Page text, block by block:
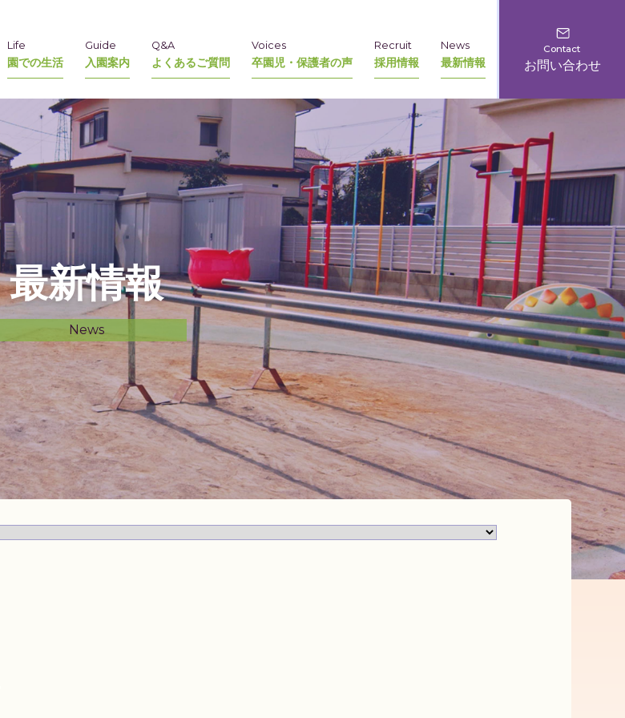
Life
園での生活
Guide
入園案内
Q&A
よくあるご質問
Voices
卒園児・保護者の声
Recruit
採用情報
News
最新情報 お問い合わせ
Contact
最新情報
News